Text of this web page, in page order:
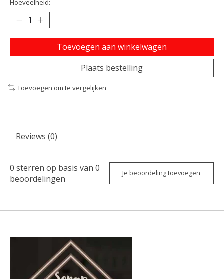
Hoeveelheid:
Toevoegen aan winkelwagen
Plaats bestelling
Toevoegen om te vergelijken
Reviews (0)
0 sterren op basis van 0
beoordelingen
Je beoordeling toevoegen